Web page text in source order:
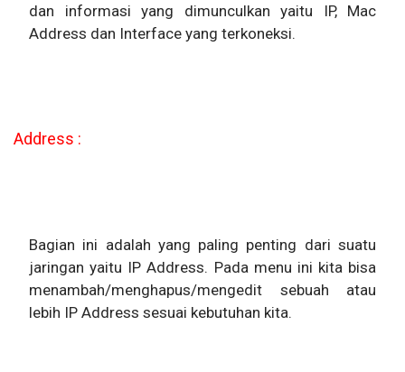
dan informasi yang dimunculkan yaitu IP, Mac
Address dan Interface yang terkoneksi.
Address :
Bagian ini adalah yang paling penting dari suatu
jaringan yaitu IP Address. Pada menu ini kita bisa
menambah/menghapus/mengedit sebuah atau
lebih IP Address sesuai kebutuhan kita.